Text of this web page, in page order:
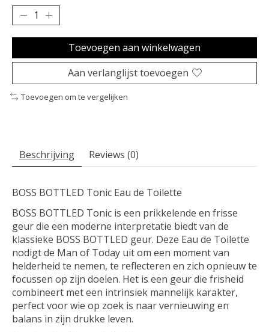
Toevoegen aan winkelwagen
Aan verlanglijst toevoegen
Toevoegen om te vergelijken
Beschrijving Reviews (0)
BOSS BOTTLED Tonic Eau de Toilette
BOSS BOTTLED Tonic is een prikkelende en frisse
geur die een moderne interpretatie biedt van de
klassieke BOSS BOTTLED geur. Deze Eau de Toilette
nodigt de Man of Today uit om een moment van
helderheid te nemen, te reflecteren en zich opnieuw te
focussen op zijn doelen. Het is een geur die frisheid
combineert met een intrinsiek mannelijk karakter,
perfect voor wie op zoek is naar vernieuwing en
balans in zijn drukke leven.